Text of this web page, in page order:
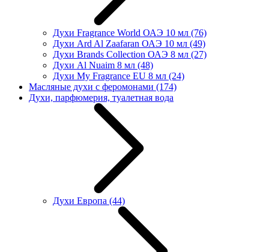
Духи Fragrance World ОАЭ 10 мл (76)
Духи Ard Al Zaafaran ОАЭ 10 мл (49)
Духи Brands Collection ОАЭ 8 мл (27)
Духи Al Nuaim 8 мл (48)
Духи My Fragrance EU 8 мл (24)
Масляные духи с феромонами (174)
Духи, парфюмерия, туалетная вода
Духи Европа (44)